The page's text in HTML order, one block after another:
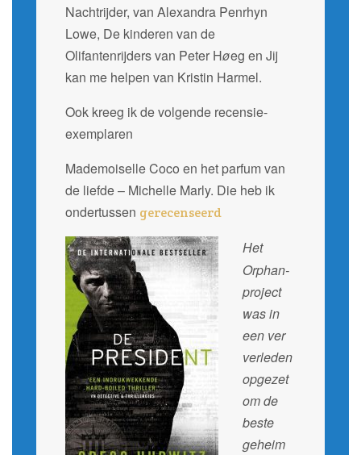
Nachtrijder, van Alexandra Penrhyn
Lowe, De kinderen van de
Olifantenrijders van Peter Høeg en Jij
kan me helpen van Kristin Harmel.
Ook kreeg ik de volgende recensie-
exemplaren
Mademoiselle Coco en het parfum van
de liefde – Michelle Marly. Die heb ik
ondertussen gerecenseerd
Het
Orphan-
project
was in
een ver
verleden
opgezet
om de
beste
geheim